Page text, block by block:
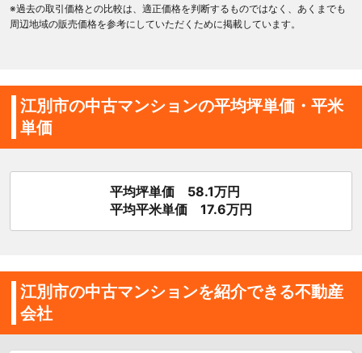
※過去の取引価格との比較は、適正価格を判断するものではなく、あくまでも
周辺地域の販売価格を参考にしていただくために掲載しています。
江別市の中古マンションの平均坪単価・平米
単価
平均坪単価 58.1万円
平均平米単価 17.6万円
江別市の中古マンションを紹介できる不動産
会社